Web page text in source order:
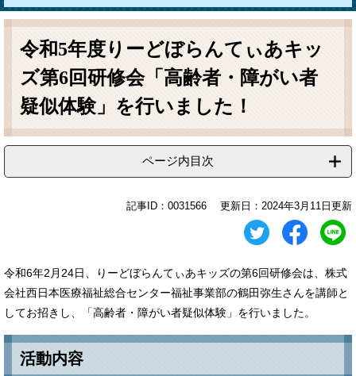
本
令和5年度りーどぼらんてぃあキッ
ズ第6回研修会「高齢者・障がい者
疑似体験」を行いました！
ページ内目次
記事ID：0031566 更新日：2024年3月11日更新
令和6年2月24日、りーどぼらんてぃあキッズの第6回研修会は、株式
会社西日本医療福祉総合センター福祉事業部の鶴田弥生さんを講師と
してお招きし、「高齢者・障がい者疑似体験」を行いました。
活動内容